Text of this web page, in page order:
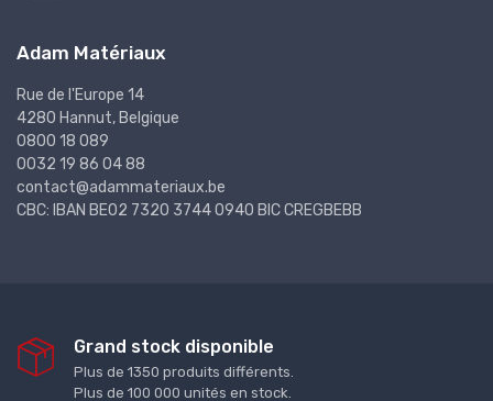
Adam Matériaux
Rue de l'Europe 14
4280 Hannut, Belgique
0800 18 089
0032 19 86 04 88
contact@adammateriaux.be
CBC: IBAN BE02 7320 3744 0940 BIC CREGBEBB
Grand stock disponible
Plus de 1350 produits différents.
Plus de 100 000 unités en stock.